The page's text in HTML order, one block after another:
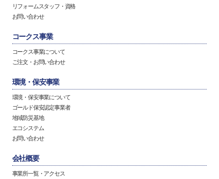
リフォームスタッフ・資格
お問い合わせ
コークス事業
コークス事業について
ご注文・お問い合わせ
環境・保安事業
環境・保安事業について
ゴールド保安認定事業者
地域防災基地
エコシステム
お問い合わせ
会社概要
事業所一覧・アクセス